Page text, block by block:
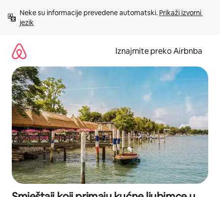
sadržaj
Neke su informacije prevedene automatski. Prikaži izvorni
jezik
Iznajmite preko Airbnba